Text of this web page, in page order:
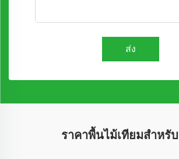
ส่ง
ราคาพื้นไม้เทียมสำหรั